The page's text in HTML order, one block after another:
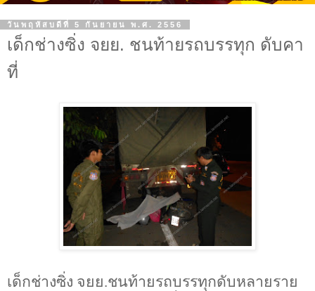
วันพฤหัสบดีที่ 5 กันยายน พ.ศ. 2556
เด็กช่างซิ่ง จยย. ชนท้ายรถบรรทุก ดับคา
ที่
เด็กช่างซิ่ง จยย.ชนท้ายรถบรรทุกดับหลายราย